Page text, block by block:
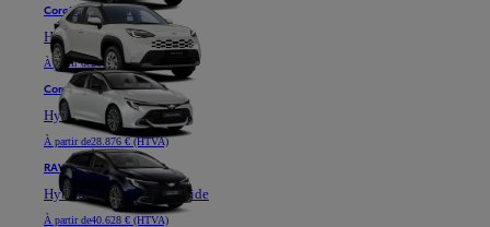
Corolla Hatchback
Hybride
À partir de28.901 € (HTVA)
Corolla Touring Sports
Hybride
À partir de28.876 € (HTVA)
RAV4
Hybride ou Plug-in Hybride
À partir de40.628 € (HTVA)